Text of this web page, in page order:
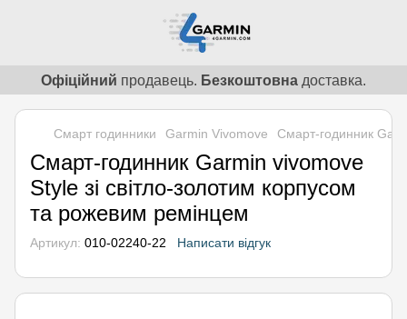
Офіційний продавець. Безкоштовна доставка.
Смарт годинники Garmin Vivomove Смарт-годинник
Смарт-годинник Garmin vivomove
Style зі світло-золотим корпусом
та рожевим ремінцем
Артикул: 010-02240-22 Написати відгук